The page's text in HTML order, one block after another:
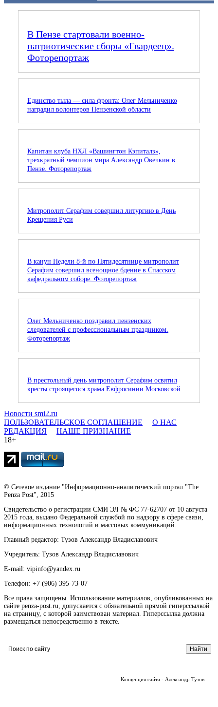
В Пензе стартовали военно-
патриотические сборы «Гвардеец».
Фоторепортаж
Единство тыла — сила фронта: Олег Мельниченко
наградил волонтеров Пензенской области
Капитан клуба НХЛ «Вашингтон Кэпиталз»,
трехкратный чемпион мира Александр Овечкин в
Пензе. Фоторепортаж
Митрополит Серафим совершил литургию в День
Крещения Руси
В канун Недели 8-й по Пятидесятнице митрополит
Серафим совершил всенощное бдение в Спасском
кафедральном соборе. Фоторепортаж
Олег Мельниченко поздравил пензенских
следователей с профессиональным праздником.
Фоторепортаж
В престольный день митрополит Серафим освятил
кресты строящегося храма Евфросинии Московской
Новости smi2.ru
ПОЛЬЗОВАТЕЛЬСКОЕ СОГЛАШЕНИЕ
О НАС
РЕДАКЦИЯ
НАШЕ ПРИЗНАНИЕ
18+
© Сетевое издание "Информационно-аналитический портал "The
Penza Post", 2015
Свидетельство о регистрации СМИ ЭЛ № ФС 77-62707 от 10 августа
2015 года, выдано Федеральной службой по надзору в сфере связи,
информационных технологий и массовых коммуникаций.
Главный редактор: Тузов Александр Владиславович
Учредитель: Тузов Александр Владиславович
E-mail: vipinfo@yandex.ru
Телефон: +7 (906) 395-73-07
Все права защищены. Использование материалов, опубликованных на
сайте penza-post.ru, допускается с обязательной прямой гиперссылкой
на страницу, с которой заимствован материал. Гиперссылка должна
размещаться непосредственно в тексте.
Концепция сайта - Александр Тузов